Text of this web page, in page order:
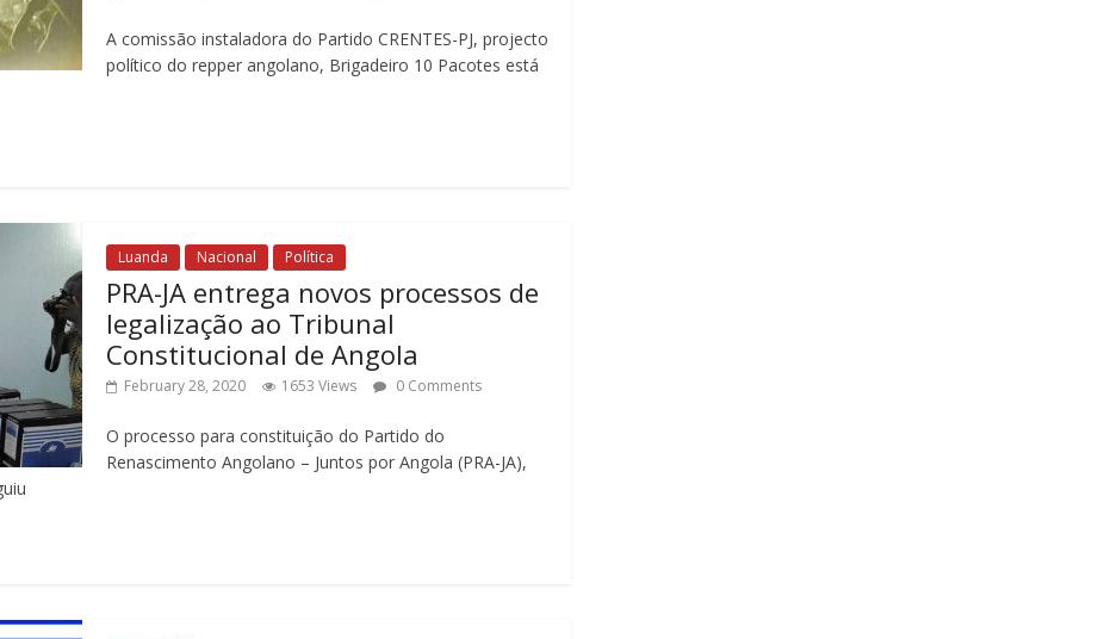
A comissão instaladora do Partido CRENTES-PJ, projecto
político do repper angolano, Brigadeiro 10 Pacotes está
Luanda Nacional Política
PRA-JA entrega novos processos de
legalização ao Tribunal
Constitucional de Angola
February 28, 2020 1653 Views 0 Comments
O processo para constituição do Partido do
Renascimento Angolano – Juntos por Angola (PRA-JA),